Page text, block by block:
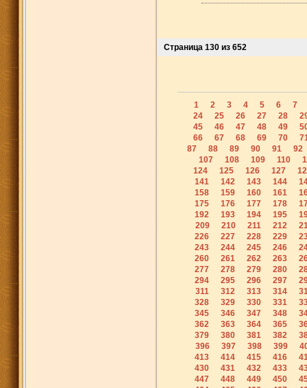
Страница 130 из 652
1 2 3 4 5 6
7
24
25 26 27 28
45
46 47 48 49
66
67 68 69 70
87
88 89 90 91
92
107
108 109 110
124
125 126 127
141
142 143 144
158
159 160 161
175
176 177 178
192
193 194 195
209
210 211 212
226
227 228 229
243
244 245 246
260
261 262 263
277
278 279 280
294
295 296 297
311
312 313 314
328
329 330 331
345
346 347 348
362
363 364 365
379
380 381 382
396
397 398 399
413
414 415 416
430
431 432 433
447
448 449 450